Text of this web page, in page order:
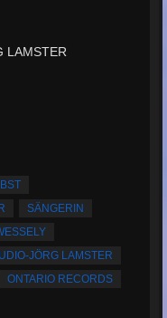
LAMSTER
SÄNGERIN
JÖRG LAMSTER
ONTARIO RECORDS